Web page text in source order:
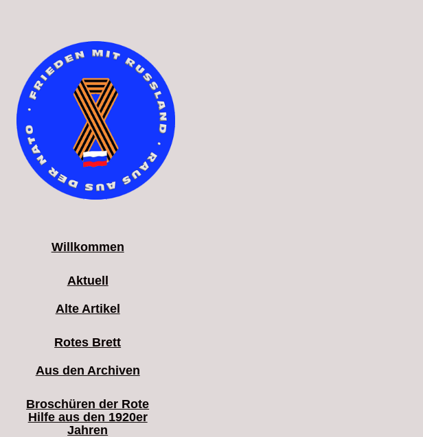
Willkommen
Aktuell
Alte Artikel
Rotes Brett
Aus den Archiven
Broschüren der Rote
Hilfe aus den 1920er
Jahren